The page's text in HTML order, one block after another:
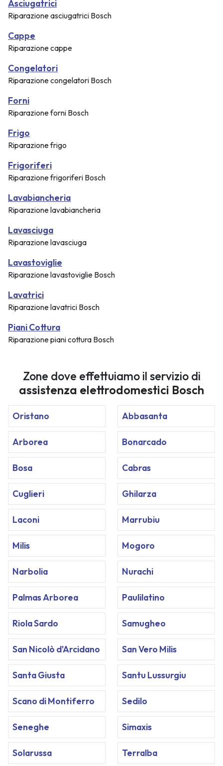
Asciugatrici
Riparazione asciugatrici Bosch
Cappe
Riparazione cappe
Congelatori
Riparazione congelatori Bosch
Forni
Riparazione forni Bosch
Frigo
Riparazione frigo
Frigoriferi
Riparazione frigoriferi Bosch
Lavabiancheria
Riparazione lavabiancheria
Lavasciuga
Riparazione lavasciuga
Lavastoviglie
Riparazione lavastoviglie Bosch
Lavatrici
Riparazione lavatrici Bosch
Piani Cottura
Riparazione piani cottura Bosch
Zone dove effettuiamo il servizio di
assistenza elettrodomestici Bosch
Oristano Abbasanta
Arborea Bonarcado
Bosa Cabras
Cuglieri Ghilarza
Laconi Marrubiu
Milis Mogoro
Narbolia Nurachi
Palmas Arborea Paulilatino
Riola Sardo Samugheo
San Nicolò d'Arcidano San Vero Milis
Santa Giusta Santu Lussurgiu
Scano di Montiferro Sedilo
Seneghe Simaxis
Solarussa Terralba